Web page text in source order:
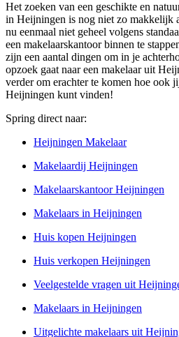
Het zoeken van een geschikte en
in Heijningen is nog niet zo makkelijk
nu eenmaal niet geheel volgens
een makelaarskantoor binnen te
zijn een aantal dingen om in je
opzoek gaat naar een makelaar uit
verder om erachter te komen hoe ook
Heijningen kunt vinden!
Spring direct naar:
Heijningen Makelaar
Makelaardij Heijningen
Makelaarskantoor Heijningen
Makelaars in Heijningen
Huis kopen Heijningen
Huis verkopen Heijningen
Veelgestelde vragen uit
Makelaars in Heijningen
Uitgelichte makelaars uit